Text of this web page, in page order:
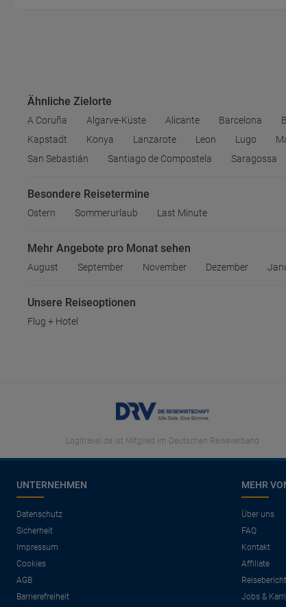
Ähnliche Zielorte
A Coruña Algarve-Küste Alicante Barcelona
Kapstadt
Konya Lanzarote Leon Lugo
San Sebastián
Santiago de Compostela Saragossa
Besondere Reisetermine
Ostern Sommerurlaub Last Minute
Mehr Angebote pro Monat sehen
August September November Dezember
Unsere Reiseoptionen
Flug + Hotel
Logitravel.de ist Mitglied im Deutschen Reiseverband
UNTERNEHMEN
Datenschutz
Sicherheit
Impressum
Cookies
AGB
Barrierefreiheit
MEHR
Über uns
FAQ
Kontakt
Affiliate
Jobs &